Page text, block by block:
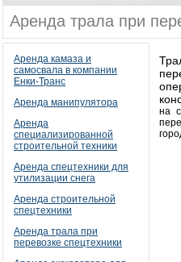
Аренда трала при
Аренда камаза и
самосвала в компании
Енки-Транс
Аренда манипулятора
Аренда
специализированной
строительной техники
Аренда спецтехники для
утилизации снега
Аренда строительной
спецтехники
Аренда трала при
перевозке спецтехники
на